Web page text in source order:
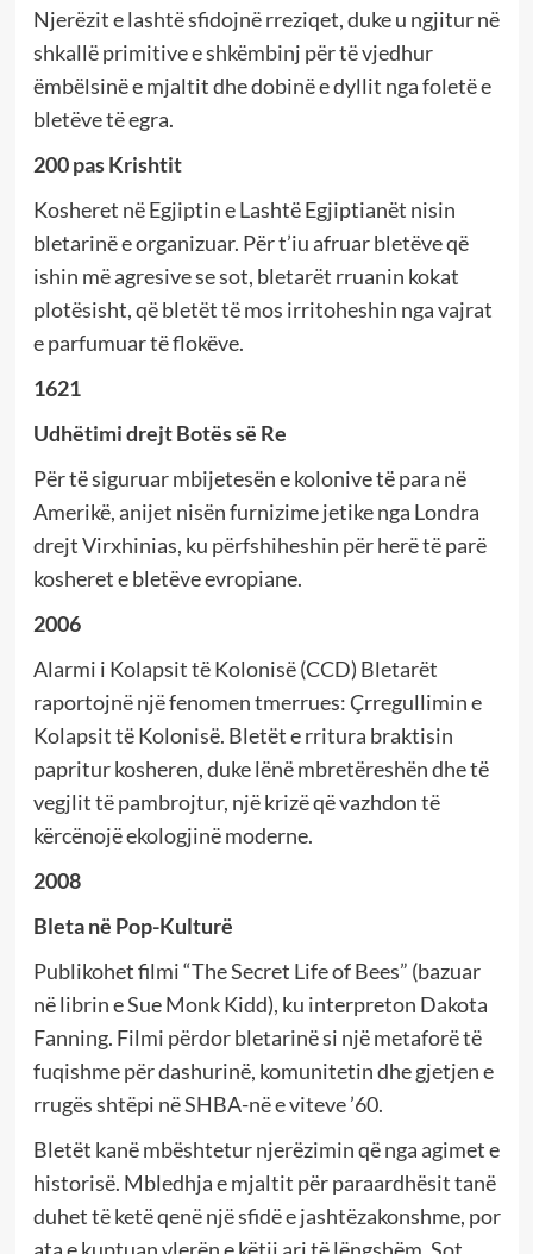
Njerëzit e lashtë sfidojnë rreziqet, duke u ngjitur në
shkallë primitive e shkëmbinj për të vjedhur
ëmbëlsinë e mjaltit dhe dobinë e dyllit nga foletë e
bletëve të egra.
200 pas Krishtit
Kosheret në Egjiptin e Lashtë Egjiptianët nisin
bletarinë e organizuar. Për t’iu afruar bletëve që
ishin më agresive se sot, bletarët rruanin kokat
plotësisht, që bletët të mos irritoheshin nga vajrat
e parfumuar të flokëve.
1621
Udhëtimi drejt Botës së Re
Për të siguruar mbijetesën e kolonive të para në
Amerikë, anijet nisën furnizime jetike nga Londra
drejt Virxhinias, ku përfshiheshin për herë të parë
kosheret e bletëve evropiane.
2006
Alarmi i Kolapsit të Kolonisë (CCD) Bletarët
raportojnë një fenomen tmerrues: Çrregullimin e
Kolapsit të Kolonisë. Bletët e rritura braktisin
papritur kosheren, duke lënë mbretëreshën dhe të
vegjlit të pambrojtur, një krizë që vazhdon të
kërcënojë ekologjinë moderne.
2008
Bleta në Pop-Kulturë
Publikohet filmi “The Secret Life of Bees” (bazuar
në librin e Sue Monk Kidd), ku interpreton Dakota
Fanning. Filmi përdor bletarinë si një metaforë të
fuqishme për dashurinë, komunitetin dhe gjetjen e
rrugës shtëpi në SHBA-në e viteve ’60.
Bletët kanë mbështetur njerëzimin që nga agimet e
historisë. Mbledhja e mjaltit për paraardhësit tanë
duhet të ketë qenë një sfidë e jashtëzakonshme, por